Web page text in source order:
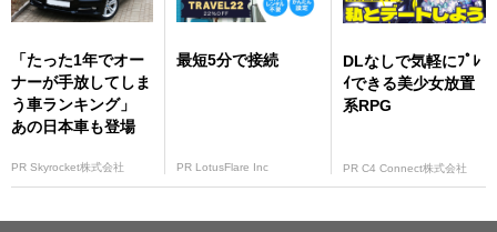
「たった1年でオー
ナーが手放してしま
う車ランキング」
あの日本車も登場
PR Skyrocket株式会社
最短5分で接続
PR LotusFlare Inc
DLなしで気軽にﾌﾟﾚ
ｲできる美少女放置
系RPG
PR C4 Connect株式会社